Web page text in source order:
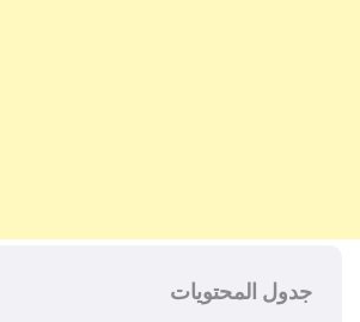
جدول المحتويات